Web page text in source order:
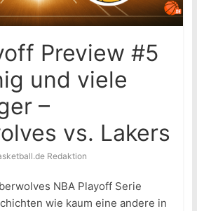
Preview #5
und viele
–
vs. Lakers
Redaktion
NBA Playoff Serie
wie kaum eine andere in